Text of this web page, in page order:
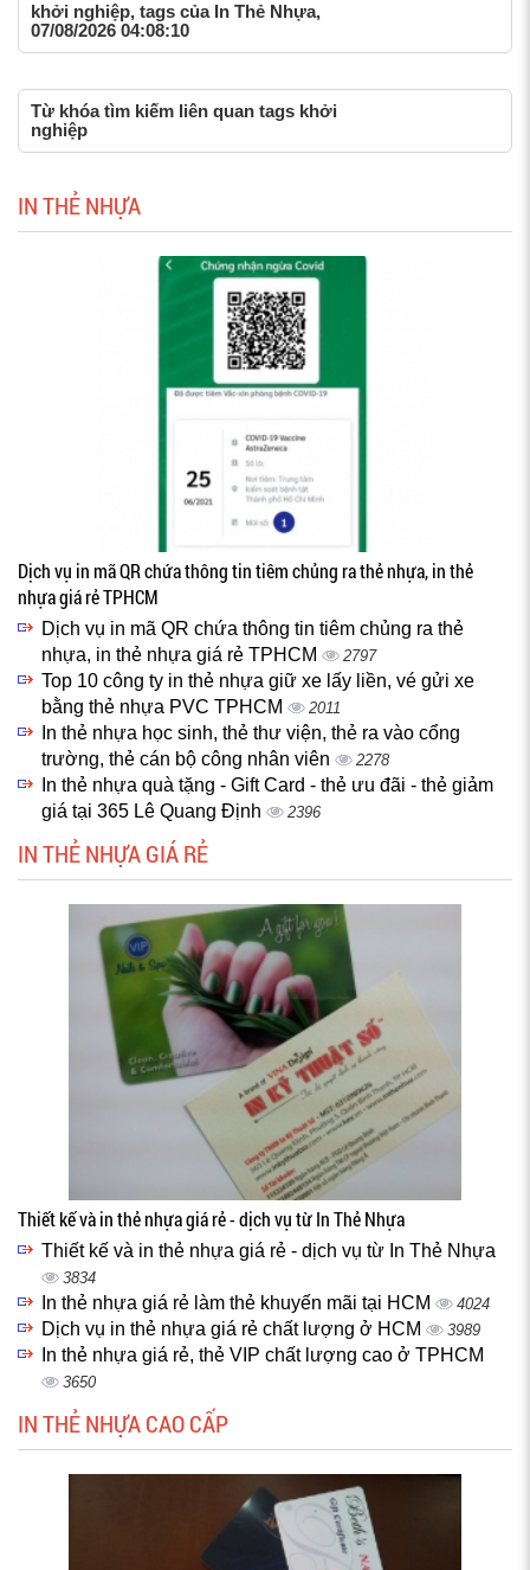
khởi nghiệp, tags của In Thẻ Nhựa,
07/08/2026 04:08:10
Từ khóa tìm kiếm liên quan tags khởi
nghiệp
IN THẺ NHỰA
Dịch vụ in mã QR chứa thông tin tiêm chủng ra thẻ nhựa, in thẻ
nhựa giá rẻ TPHCM
Dịch vụ in mã QR chứa thông tin tiêm chủng ra thẻ
nhựa, in thẻ nhựa giá rẻ TPHCM
2797
Top 10 công ty in thẻ nhựa giữ xe lấy liền, vé gửi xe
bằng thẻ nhựa PVC TPHCM
2011
In thẻ nhựa học sinh, thẻ thư viện, thẻ ra vào cổng
trường, thẻ cán bộ công nhân viên
2278
In thẻ nhựa quà tặng - Gift Card - thẻ ưu đãi - thẻ giảm
giá tại 365 Lê Quang Định
2396
IN THẺ NHỰA GIÁ RẺ
Thiết kế và in thẻ nhựa giá rẻ - dịch vụ từ In Thẻ Nhựa
Thiết kế và in thẻ nhựa giá rẻ - dịch vụ từ In Thẻ Nhựa
3834
In thẻ nhựa giá rẻ làm thẻ khuyến mãi tại HCM 4024
Dịch vụ in thẻ nhựa giá rẻ chất lượng ở HCM 3989
In thẻ nhựa giá rẻ, thẻ VIP chất lượng cao ở TPHCM
3650
IN THẺ NHỰA CAO CẤP